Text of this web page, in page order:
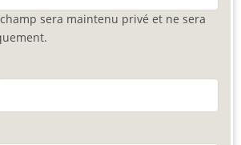
sera maintenu privé et ne sera